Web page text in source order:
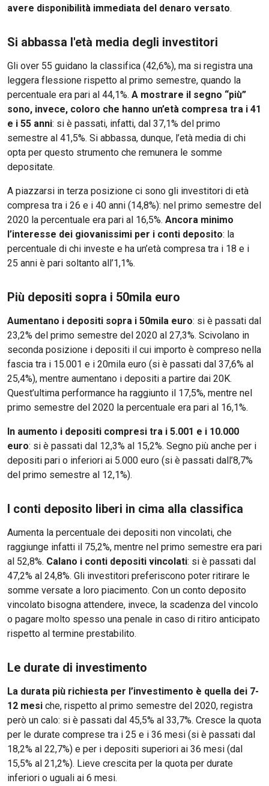
avere disponibilità immediata del denaro versato.
Si abbassa l'età media degli investitori
Gli over 55 guidano la classifica (42,6%), ma si registra una
leggera flessione rispetto al primo semestre, quando la
percentuale era pari al 44,1%. A mostrare il segno “più”
sono, invece, coloro che hanno un’età compresa tra i 41
e i 55 anni: si è passati, infatti, dal 37,1% del primo
semestre al 41,5%. Si abbassa, dunque, l’età media di chi
opta per questo strumento che remunera le somme
depositate.
A piazzarsi in terza posizione ci sono gli investitori di età
compresa tra i 26 e i 40 anni (14,8%): nel primo semestre del
2020 la percentuale era pari al 16,5%. Ancora minimo
l’interesse dei giovanissimi per i conti deposito: la
percentuale di chi investe e ha un’età compresa tra i 18 e i
25 anni è pari soltanto all’1,1%.
Più depositi sopra i 50mila euro
Aumentano i depositi sopra i 50mila euro: si è passati dal
23,2% del primo semestre del 2020 al 27,3%. Scivolano in
seconda posizione i depositi il cui importo è compreso nella
fascia tra i 15.001 e i 20mila euro (si è passati dal 37,6% al
25,4%), mentre aumentano i depositi a partire dai 20K.
Quest’ultima performance ha raggiunto il 17,5%, mentre nel
primo semestre del 2020 la percentuale era pari al 16,1%.
In aumento i depositi compresi tra i 5.001 e i 10.000
euro: si è passati dal 12,3% al 15,2%. Segno più anche per i
depositi pari o inferiori ai 5.000 euro (si è passati dall’8,7%
del primo semestre al 12,1%).
I conti deposito liberi in cima alla classifica
Aumenta la percentuale dei depositi non vincolati, che
raggiunge infatti il 75,2%, mentre nel primo semestre era pari
al 52,8%. Calano i conti depositi vincolati: si è passati dal
47,2% al 24,8%. Gli investitori preferiscono poter ritirare le
somme versate a loro piacimento. Con un conto deposito
vincolato bisogna attendere, invece, la scadenza del vincolo
o pagare molto spesso una penale in caso di ritiro anticipato
rispetto al termine prestabilito.
Le durate di investimento
La durata più richiesta per l’investimento è quella dei 7-
12 mesi che, rispetto al primo semestre del 2020, registra
però un calo: si è passati dal 45,5% al 33,7%. Cresce la quota
per le durate comprese tra i 25 e i 36 mesi (si è passati dal
18,2% al 22,7%) e per i depositi superiori ai 36 mesi (dal
15,5% al 21,2%). Lieve crescita per la quota per durate
inferiori o uguali ai 6 mesi.